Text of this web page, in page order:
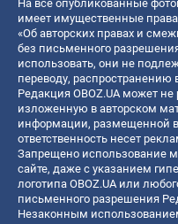
На все опубликованные
имеет имущественные
«Об авторских правах и
без письменного
использовать, они не
переводу,
Редакция OBOZ.UA может не
изложенную в авторском
информации, размещенной
ответственность несет
Запрещено использование
сайте, даже с указанием
логотипа OBOZ.UA или
письменного разрешения
Незаконным